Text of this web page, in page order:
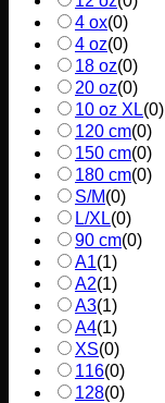
4 ox(0)
4 oz(0)
18 oz(0)
20 oz(0)
10 oz XL(0)
120 cm(0)
150 cm(0)
180 cm(0)
S/M(0)
L/XL(0)
90 cm(0)
A1(1)
A2(1)
A3(1)
A4(1)
XS(0)
116(0)
128(0)